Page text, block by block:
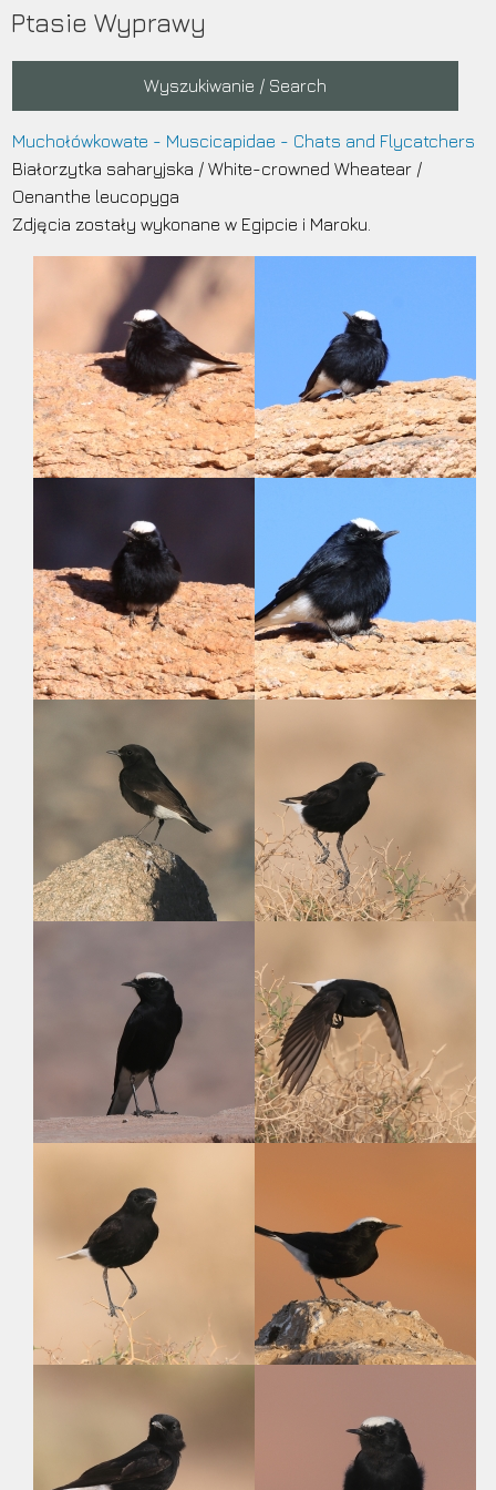
Przejdź
Ptasie Wyprawy
navigation
Wyszukiwanie / Search
Muchołówkowate - Muscicapidae - Chats and Flycatchers
Białorzytka saharyjska /White-crowned Wheatear /
Oenanthe leucopyga
Zdjęcia zostały wykonane w Egipcie i Maroku.